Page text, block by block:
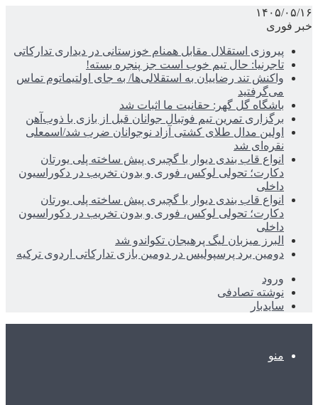
۱۴۰۵/۰۵/۱۶
خبر فوری
پیروزی استقلال مقابل همنام خوزستانی در دیداری تدارکاتی
تاجرنیا: حال تیم خوب است جز پنجره بسته!
واکنش تند رضاییان به استقلالی‌ها/ به جای اولتیماتوم تماس
می‌گرفتید
باشگاه گل گهر: حقانیت ما اثبات شد
برگزاری تمرین تیم فوتبال جوانان قبل از بازی با ذوب‌آهن
اولین مدال طلای کشتی آزاد نوجوانان ضرب شد/اسمعلی
نقره‌ای شد
انواع قاب بندی دیوار با گچبری پیش ساخته پلی یورتان
دکارت؛ تحولی لوکس، فوری و بدون تخریب در دکوراسیون
داخلی
انواع قاب بندی دیوار با گچبری پیش ساخته پلی یورتان
دکارت؛ تحولی لوکس، فوری و بدون تخریب در دکوراسیون
داخلی
البرز میزبان لیگ پرهیجان تکواندو شد
دومین برد پرسپولیس در دومین بازی تدارکاتی اردوی ترکیه
ورود
نوشته تصادفی
سایدبار
منو